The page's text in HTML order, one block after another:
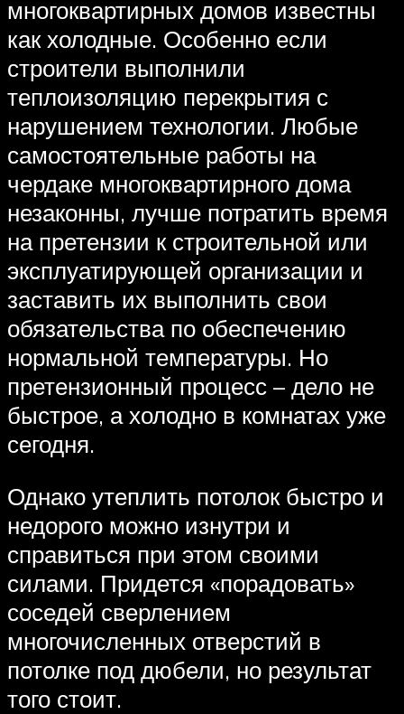
многоквартирных домов известны
как холодные. Особенно если
строители выполнили
теплоизоляцию перекрытия с
нарушением технологии. Любые
самостоятельные работы на
чердаке многоквартирного дома
незаконны, лучше потратить время
на претензии к строительной или
эксплуатирующей организации и
заставить их выполнить свои
обязательства по обеспечению
нормальной температуры. Но
претензионный процесс – дело не
быстрое, а холодно в комнатах уже
сегодня.
Однако утеплить потолок быстро и
недорого можно изнутри и
справиться при этом своими
силами. Придется «порадовать»
соседей сверлением
многочисленных отверстий в
потолке под дюбели, но результат
того стоит.